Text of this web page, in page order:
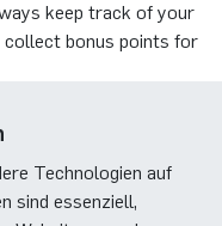
keep track of your
collect bonus points for
(usually from the 3rd
Technologien auf
sind essenziell,